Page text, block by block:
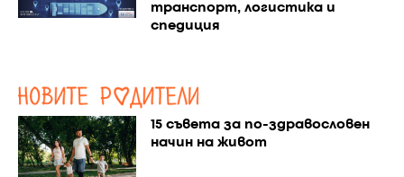
транспорт, логистика и
спедиция
15 съвета за по-здравословен
начин на живот